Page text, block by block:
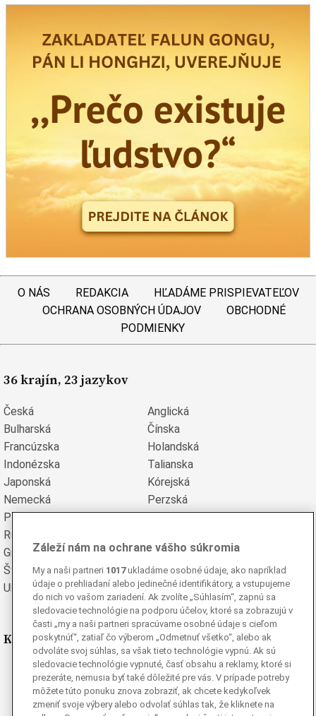
O NÁS REDAKCIA
HĽADÁME PRISPIEVATEĽOV
OCHRANA OSOBNÝCH ÚDAJOV
OBCHODNÉ
PODMIENKY
36 krajín, 23 jazykov
Česká
Anglická
Bulharská
Čínska
Francúzska
Holandská
Indonézska
Talianska
Japonská
Kórejská
Nemecká
Perzská
Poľská
Rumunská
Grécka
Španielska
Švédska
Turecká
Ukrajinská
Vietnamská
Kde nás nájdete
Facebook
Instagram
Ganjing
Záleží nám na ochrane vášho súkromia
My a naši partneri 1017ukladáme osobné údaje, ako napríklad
údaje o prehliadaní alebo jedinečné identifikátory, a vstupujeme
do nich vo vašom zariadení. Ak zvolíte „Súhlasím“, zapnú sa
sledovacie technológie na podporu účelov, ktoré sa zobrazujú v
časti „my a naši partneri spracúvame osobné údaje s cieľom
poskytnúť“, zatiaľ čo výberom „Odmetnuť všetko“, alebo ak
odvoláte svoj súhlas, sa však tieto technológie vypnú. Ak sú
sledovacie technológie vypnuté, časť obsahu a reklamy, ktoré si
prezeráte, nemusia byť také dôležité pre vás. V prípade potreby
môžete túto ponuku znova zobraziť, ak chcete kedykoľvek
zmeniť svoje výbery alebo odvolať súhlas tak, že kliknete na